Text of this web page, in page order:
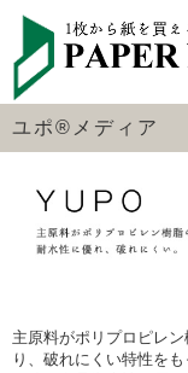
ユポ®メディア
主原料がポリプロピレ
り、破れにくい特性を